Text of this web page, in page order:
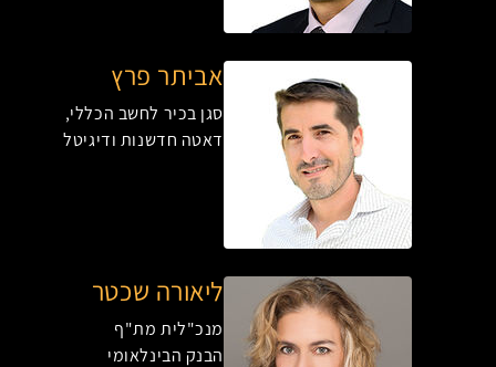
אביתר פרץ
סגן בכיר לחשב הכללי,
דאטה חדשנות ודיגיטל
ליאורה שכטר
מנכ"לית מת"ף
הבנק הבינלאומי